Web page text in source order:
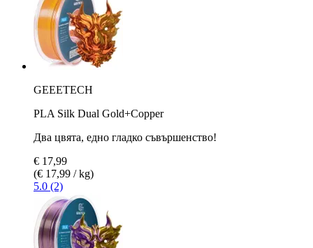
GEEETECH
PLA Silk Dual Gold+Copper
Два цвята, едно гладко съвършенство!
€ 17,99
(€ 17,99 / kg)
5.0 (2)